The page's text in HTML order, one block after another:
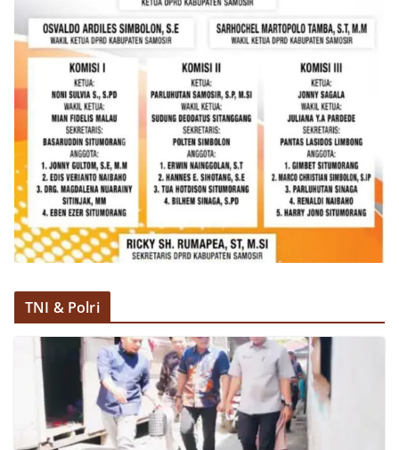
menyambut momentum HUT Kemerdekaan RI
dengan berbagai persiapan di lingkungan
masing-masing.‎Dalam dialog yang berlangsung
akrab, Bhabinkamtibmas menyapa warga,
menanyakan kondisi keamanan dan kenyamanan
lingkungan tempat tinggal, serta membuka ruang
komunikasi dua arah agar warga dapat
menyampaikan keluhan maupun informasi terkait
situasi kamtibmas di sekitar mereka.‎‎‎Salah satu
poin utama yang disampaikan dalam kegiatan
sambang ini adalah imbauan kepada warga untuk
memasang bendera Merah Putih secara penuh,
bukan setengah tiang, sebagai bentuk
penghormatan dan rasa cinta tanah air
menjelang perayaan HUT Kemerdekaan RI.
bendera dengan benar merupakan salah satu
wujud nyata partisipasi masyarakat dalam
memperingati hari bersejarah bangsa
Indonesia.‎‎”Kami mengimbau kepada seluruh
warga agar mulai mempersiapkan dan memasang
bendera Merah Putih di depan rumah masing-
masing secara penuh. Ini adalah bentuk
penghormatan kita bersama terhadap
perjuangan para pahlawan yang telah merebut
TNI & Polri